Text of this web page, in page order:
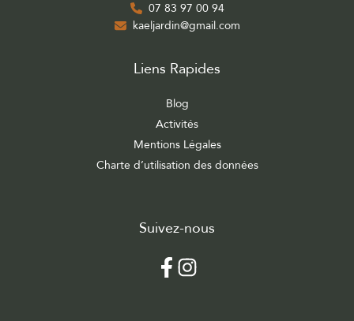
07 83 97 00 94
kaeljardin@gmail.com
Liens Rapides
Blog
Activités
Mentions Légales
Charte d’utilisation des données
Suivez-nous